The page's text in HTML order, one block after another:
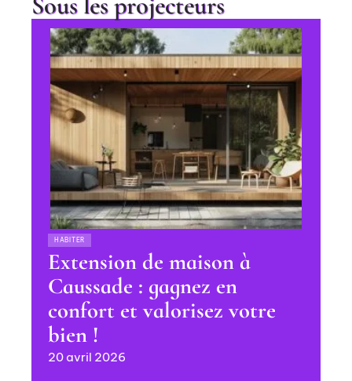
HABITER
Extension de maison à
Caussade : gagnez en
confort et valorisez votre
bien !
20 avril 2026